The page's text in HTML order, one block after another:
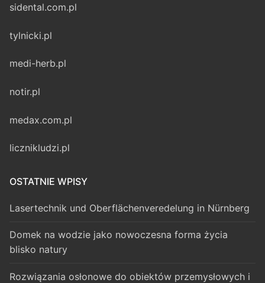
sidental.com.pl
tylnicki.pl
medi-herb.pl
notir.pl
medax.com.pl
licznikludzi.pl
OSTATNIE WPISY
Lasertechnik und Oberflächenveredelung in Nürnberg
Domek na wodzie jako nowoczesna forma życia
blisko natury
Rozwiązania osłonowe do obiektów przemysłowych i